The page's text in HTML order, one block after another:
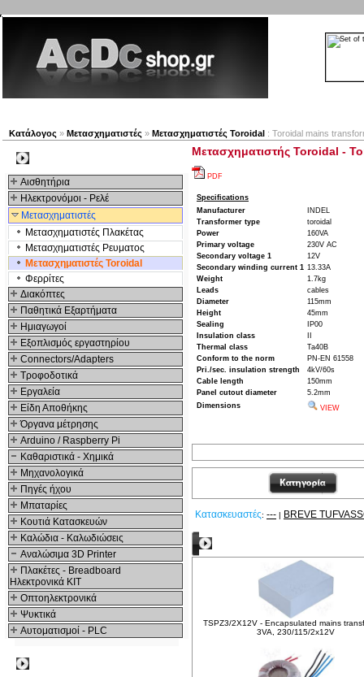
Κατάλογος » Μετασχηματιστές » Μετασχηματιστές Toroidal : Toroidal mains
Αισθητήρια
Ηλεκτρονόμοι - Ρελέ
Μετασχηματιστές
Μετασχηματιστές Πλακέτας
Μετασχηματιστές Ρευματος
Μετασχηματιστές Toroidal
Φερρίτες
Διακόπτες
Παθητικά Εξαρτήματα
Hμιαγωγοί
Εξοπλισμός εργαστηρίου
Connectors/Adapters
Τροφοδοτικά
Εργαλεία
Είδη Αποθήκης
Όργανα μέτρησης
Arduino / Raspberry Pi
Καθαριστικά - Χημικά
Μηχανολογικά
Πηγές ήχου
Μπαταρίες
Κουτιά Κατασκευών
Καλώδια - Καλωδιώσεις
Αναλώσιμα 3D Printer
Πλακέτες - Breadboard
Ηλεκτρονικά ΚΙΤ
Οπτοηλεκτρονικά
Ψυκτικά
Αυτοματισμοί - PLC
Μετασχηματιστής Toroidal -
PDF
Specifications
Manufacturer
INDEL
Transformer type
toroidal
Power
160VA
Primary voltage
230V AC
Secondary voltage 1
12V
Secondary winding current 1 13.33A
Weight
1.7kg
Leads
cables
Diameter
115mm
Height
45mm
Sealing
IP00
Insulation class
Thermal class
Ta40B
Conform to the norm
PN-EN 61558
Pri./sec. insulation strength
4kV/60s
Cable length
150mm
Panel cutout diameter
5.2mm
Dimensions
VIEW
Κατασκευαστές: --- | BREVE
TSPZ3/2X12V - Encapsulated mains
3VA, 230/115/2x12V